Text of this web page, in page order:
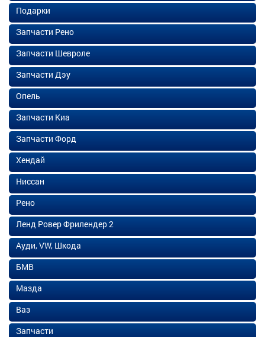
Подарки
Запчасти Рено
Запчасти Шевроле
Запчасти Дэу
Опель
Запчасти Киа
Запчасти Форд
Хендай
Ниссан
Рено
Ленд Ровер Фрилендер 2
Ауди, VW, Шкода
БМВ
Мазда
Ваз
Запчасти